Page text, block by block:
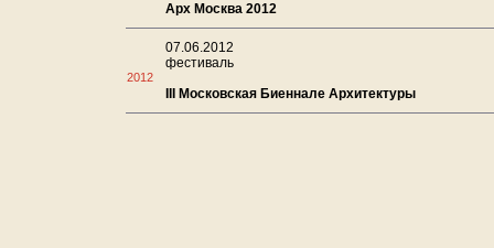
Арх Москва 2012
2012
07.06.2012
фестиваль
III Московская Биеннале Архитектуры